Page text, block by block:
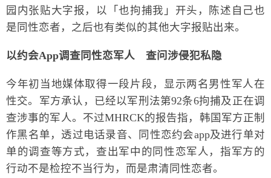
园内张贴大字报，以「也拘捕我」开头，陈述自己也
是同性恋者，之后也有类似的其他大字报贴出来。
以约会App调查同性恋军人 查问涉侵犯私隐
今年初当地媒体取得一段片段，显示两名男性军人在
性交。军方承认，已经以军刑法第92条6拘捕及正在调
查涉事的军人。不过MHRCK的报告指，韩国军方正制
作黑名单，透过电话录音、同性恋约会app及进行单对
单的调查等方式，查出军中的同性恋军人，指军方的
行动不是检控不当行为，而是肃清同性恋者。